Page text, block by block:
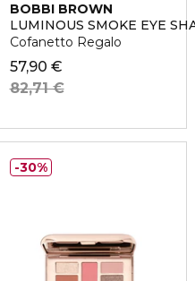
BOBBI BROWN
LUMINOUS SMOKE EYE
Cofanetto Regalo
57,90 €
82,71 €
30%